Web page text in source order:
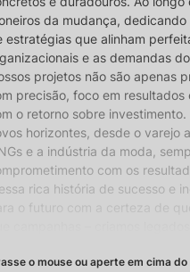
da mudança,
estratégias que alinham
e as demandas
projetos não são apenas
precisão, foco em
o retorno sobre
horizontes, desde o varejo
e a indústria da moda,
com os
rica história de sucesso e
o futuro com a certeza de
o mouse ou aperte em cima